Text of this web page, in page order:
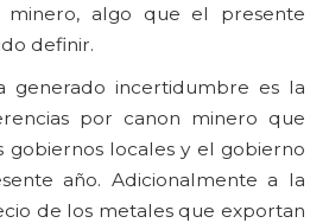
algo que el presente
definir.
generado incertidumbre es la
por canon minero que
gobiernos locales y el gobierno
año. Adicionalmente a la
de los metales que exportan